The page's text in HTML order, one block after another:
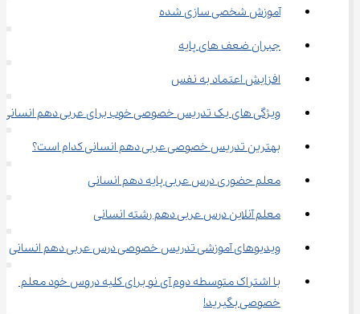
آموزش شخصی سازی شده
جبران ضعف های پایه
افزایش اعتماد به نفس
ویژگی های یک تدریس خصوصی خوب برای عربی دهم انسانی
بهترین تدریس خصوصی عربی دهم انسانی کدام است؟
معلم حضوری درس عربی پایه دهم انسانی
معلم آنلاین درس عربی دهم رشته انسانی
ویدیوهای آموزشی تدریس خصوصی درس عربی دهم انسانی
با اشتراک متوسطه دوم آی نو برای کلیه دروس خود معلم
خصوصی بگیرید!